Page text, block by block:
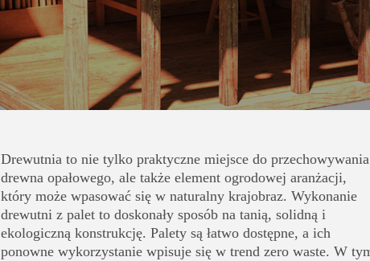
Drewutnia to nie tylko praktyczne miejsce do przechowywania
drewna opałowego, ale także element ogrodowej aranżacji,
który może wpasować się w naturalny krajobraz. Wykonanie
drewutni z palet to doskonały sposób na tanią, solidną i
ekologiczną konstrukcję. Palety są łatwo dostępne, a ich
ponowne wykorzystanie wpisuje się w trend zero waste. W